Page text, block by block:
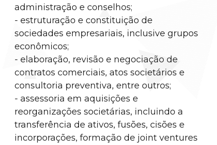
administração e conselhos;
- estruturação e constituição de
sociedades empresariais, inclusive grupos
econômicos;
- elaboração, revisão e negociação de
contratos comerciais, atos societários e
consultoria preventiva, entre outros;
- assessoria em aquisições e
reorganizações societárias, incluindo a
transferência de ativos, fusões, cisões e
incorporações, formação de joint ventures